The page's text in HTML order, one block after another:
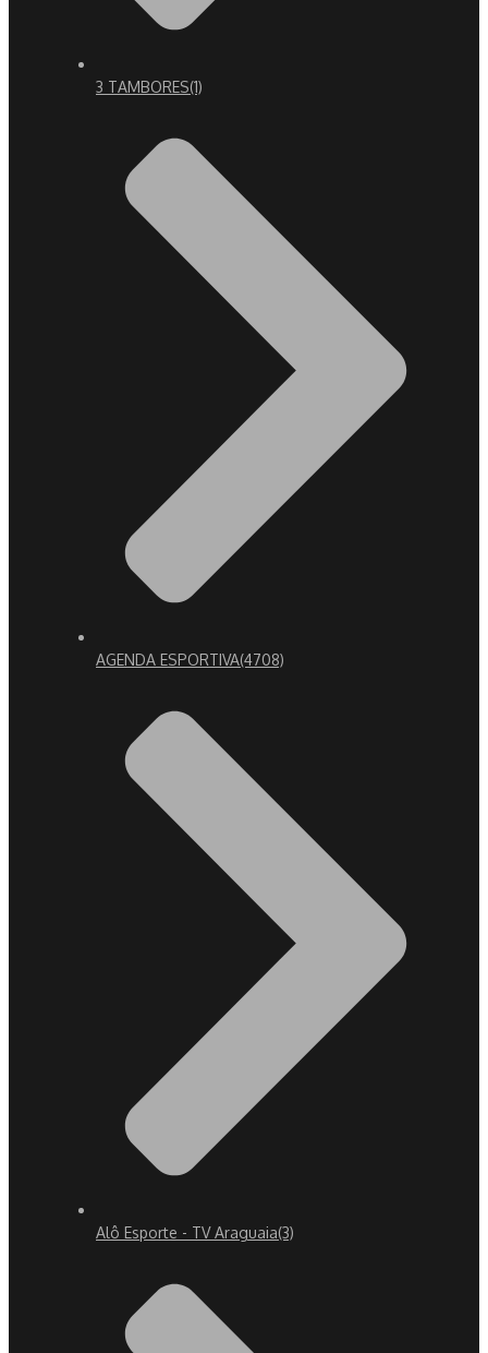
3 TAMBORES(1)
AGENDA ESPORTIVA(4708)
Alô Esporte - TV Araguaia(3)